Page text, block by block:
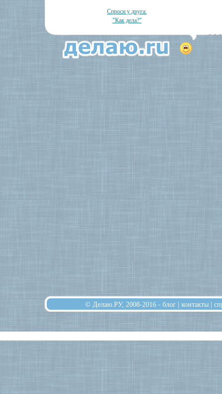
Спроси у друга:
"Как дела?"
© Делаю.РУ, 2008-2016 - блог | контакты |